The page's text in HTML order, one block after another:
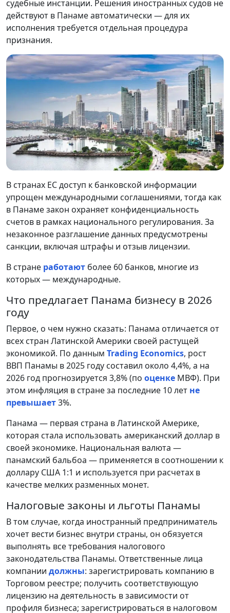
судебные инстанции. Решения иностранных судов не
действуют в Панаме автоматически — для их
исполнения требуется отдельная процедура
признания.
В странах ЕС доступ к банковской информации
упрощен международными соглашениями, тогда как
в Панаме закон охраняет конфиденциальность
счетов в рамках национального регулирования. За
незаконное разглашение данных предусмотрены
санкции, включая штрафы и отзыв лицензии.
В стране работают более 60 банков, многие из
которых — международные.
Что предлагает Панама бизнесу в 2026
году
Первое, о чем нужно сказать: Панама отличается от
всех стран Латинской Америки своей растущей
экономикой. По данным Trading Economics, рост
ВВП Панамы в 2025 году составил около 4,4%, а на
2026 год прогнозируется 3,8% (по оценке МВФ). При
этом инфляция в стране за последние 10 лет не
превышает3%.
Панама — первая страна в Латинской Америке,
которая стала использовать американский доллар в
своей экономике. Национальная валюта —
панамский бальбоа — применяется в соотношении к
доллару США 1:1 и используется при расчетах в
качестве мелких разменных монет.
Налоговые законы и льготы Панамы
В том случае, когда иностранный предприниматель
хочет вести бизнес внутри страны, он обязуется
выполнять все требования налогового
законодательства Панамы. Ответственные лица
компании должны: зарегистрировать компанию в
Торговом реестре; получить соответствующую
лицензию на деятельность в зависимости от
профиля бизнеса; зарегистрироваться в налоговом